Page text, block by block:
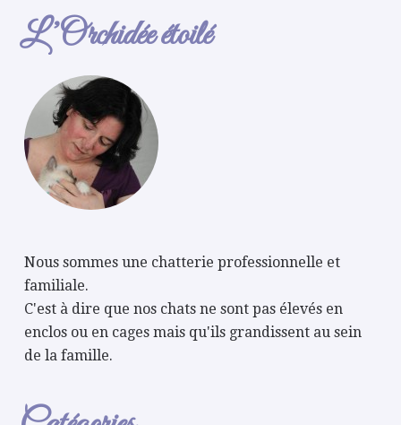
L’Orchidée étoilé
Nous sommes une chatterie professionnelle et
familiale.
C'est à dire que nos chats ne sont pas élevés en
enclos ou en cages mais qu'ils grandissent au sein
de la famille.